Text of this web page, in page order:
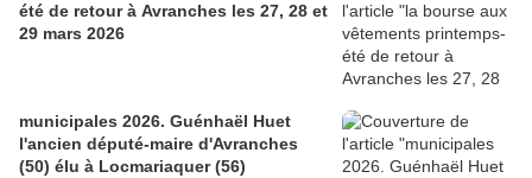
été de retour à Avranches les 27, 28 et
29 mars 2026
municipales 2026. Guénhaël Huet
l'ancien député-maire d'Avranches
(50) élu à Locmariaquer (56)